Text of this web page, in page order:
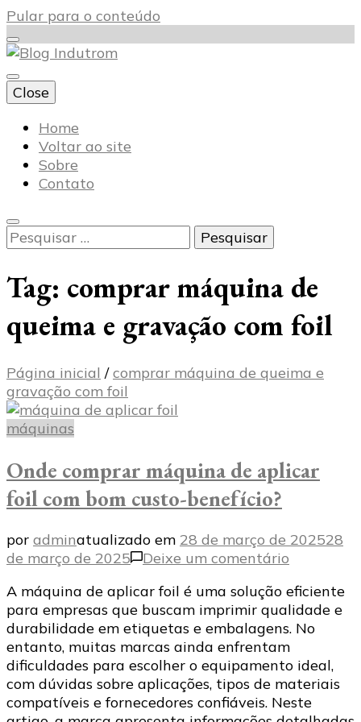
Pular para o conteúdo
Blog Indutrom
Close
Home
Voltar ao site
Sobre
Contato
Pesquisar
por:
Tag: comprar máquina de
queima e gravação com foil
Página inicial / comprar máquina de queima e
gravação com foil
máquinas
Onde comprar máquina de aplicar
foil com bom custo-benefício?
por adminatualizado em 28 de março de 202528
de março de 2025
Deixe um comentário
comprar
máquina
de
aplicar
foil
com
bom
A máquina de aplicar foil é uma solução eficiente
para empresas que buscam imprimir qualidade e
durabilidade em etiquetas e embalagens. No
entanto, muitas marcas ainda enfrentam
dificuldades para escolher o equipamento ideal,
com dúvidas sobre aplicações, tipos de materiais
compatíveis e fornecedores confiáveis. Neste